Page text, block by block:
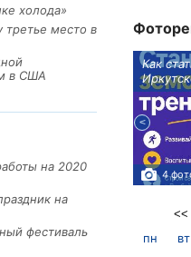
холода»
третье место в
в США
на 2020
на
фестиваль
9 миллионов
Как
4
<<
пн вт